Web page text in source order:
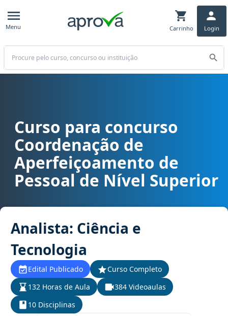
Menu Carrinho Login
Buscar
Curso para concurso CAPES - Coordenação de Aperfeiçoamento
Curso para concurso
Coordenação de
Aperfeiçoamento de
Pessoal de Nível Superior
Analista: Ciência e
Tecnologia
Edital Publicado
Curso Completo
132 Horas de Aula
384 Videoaulas
10 Disciplinas